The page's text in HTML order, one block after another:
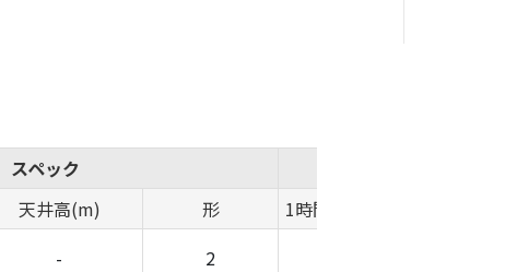
スペック
天井高(m) 形 1時間料金(円)
- 2